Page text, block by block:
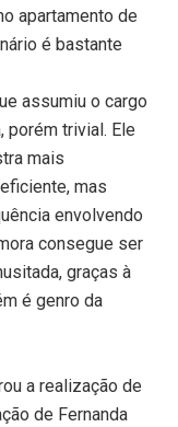
apartamento de
é bastante
assumiu o cargo
porém trivial. Ele
mais
mas
envolvendo
consegue ser
graças à
é genro da
a realização de
de Fernanda